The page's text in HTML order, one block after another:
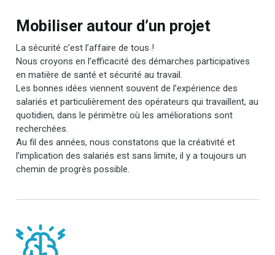
Mobiliser autour d’un projet
La sécurité c’est l’affaire de tous !
Nous croyons en l’efficacité des démarches participatives
en matière de santé et sécurité au travail.
Les bonnes idées viennent souvent de l’expérience des
salariés et particulièrement des opérateurs qui travaillent, au
quotidien, dans le périmètre où les améliorations sont
recherchées.
Au fil des années, nous constatons que la créativité et
l’implication des salariés est sans limite, il y a toujours un
chemin de progrès possible.